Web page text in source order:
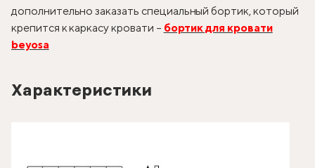
дополнительно заказать специальный бортик, который
крепится к каркасу кровати – бортик для кровати
beyosa
Характеристики